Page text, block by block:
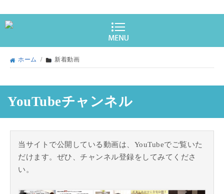
ホーム / 新着動画
YouTubeチャンネル
当サイトで公開している動画は、YouTubeでご覧いた
だけます。ぜひ、チャンネル登録をしてみてくださ
い。